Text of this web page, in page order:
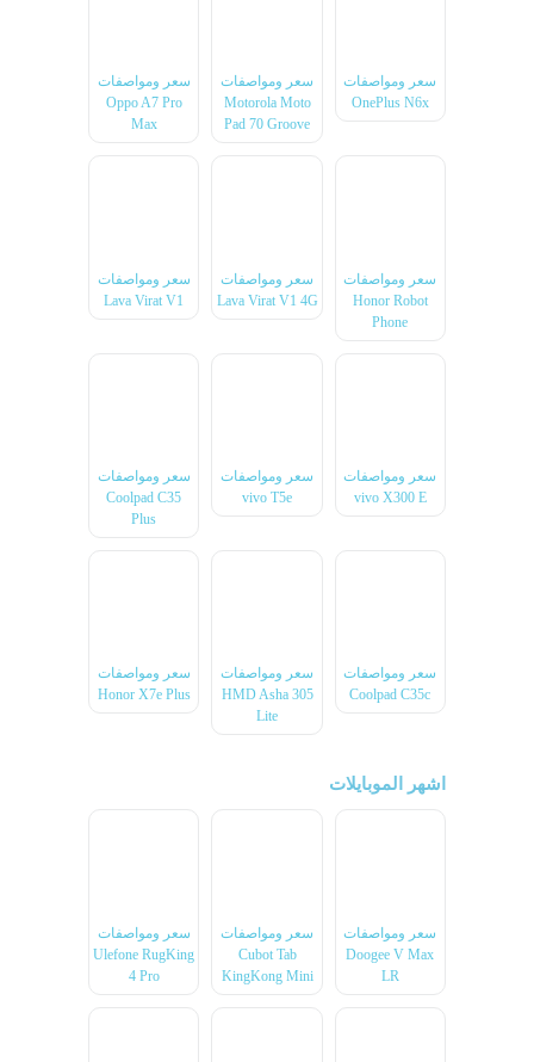
سعر ومواصفات
OnePlus N6x
سعر ومواصفات
Motorola Moto
Pad 70 Groove
سعر ومواصفات
Oppo A7 Pro
Max
سعر ومواصفات
Honor Robot
Phone
سعر ومواصفات
Lava Virat V1 4G
سعر ومواصفات
Lava Virat V1
سعر ومواصفات
vivo X300 E
سعر ومواصفات
vivo T5e
سعر ومواصفات
Coolpad C35
Plus
سعر ومواصفات
Coolpad C35c
سعر ومواصفات
HMD Asha 305
Lite
سعر ومواصفات
Honor X7e Plus
اشهر الموبايلات
سعر ومواصفات
Doogee V Max
LR
سعر ومواصفات
Cubot Tab
KingKong Mini
سعر ومواصفات
Ulefone RugKing
4 Pro